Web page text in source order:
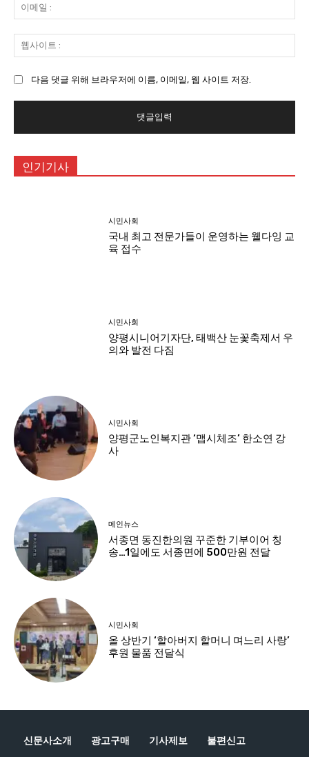
신문사소개 광고구매 기사제보 불편신고